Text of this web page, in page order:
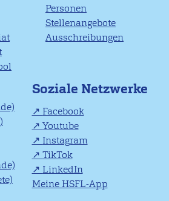
Personen
Stellenangebote
Ausschreibungen
Soziale Netzwerke
Facebook
Youtube
Instagram
TikTok
LinkedIn
Meine HSFL-App